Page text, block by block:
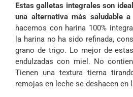
Estas galletas integrales son
una alternativa más saludable
hacemos con harina 100%
la harina no ha sido refinada,
grano de trigo. Lo mejor de
endulzadas con miel. No
Tienen una textura tierna
remojas en leche se deshacen en